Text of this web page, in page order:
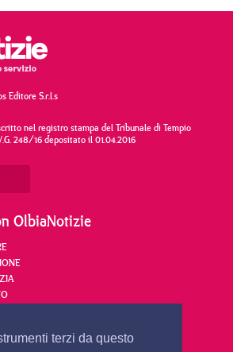
terzi da questo
Editore S.r.l.s
nel registro stampa del Tribunale di Tempio
248/16 depositato il 01.04.2016
OlbiaNotizie